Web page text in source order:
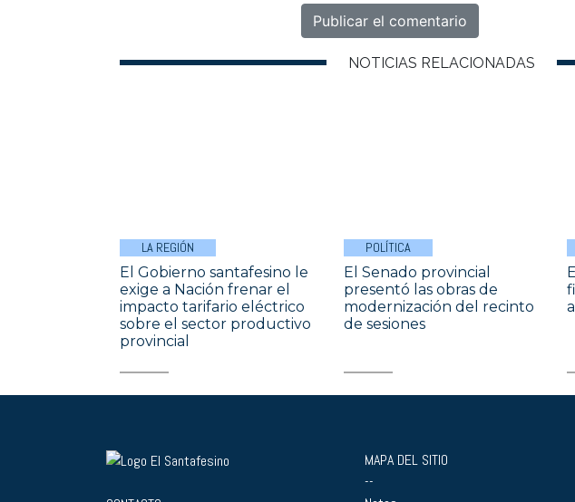
NOTICIAS RELACIONADAS
LA REGIÓN
El Gobierno santafesino le
exige a Nación frenar el
impacto tarifario eléctrico
sobre el sector productivo
provincial
POLÍTICA
El Senado provincial
presentó las obras de
modernización del recinto
de sesiones
MAPA DEL SITIO
--